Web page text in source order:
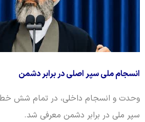
انسجام ملی سپر اصلی در برابر دشمن
وحدت و انسجام داخلی، در تمام شش
سپر ملی در برابر دشمن معرفی شد.